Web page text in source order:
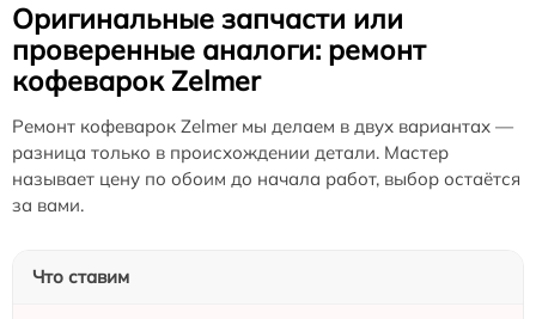
Оригинальные запчасти или
проверенные аналоги: ремонт
кофеварок Zelmer
Ремонт кофеварок Zelmer мы делаем в двух вариантах —
разница только в происхождении детали. Мастер
называет цену по обоим до начала работ, выбор остаётся
за вами.
Что ставим